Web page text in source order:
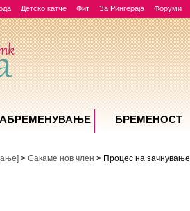
Детско катче Фит За Рингераја Форуми
> Сакаме нов член > Процес на зачнување
БРЕМЕНОСТ